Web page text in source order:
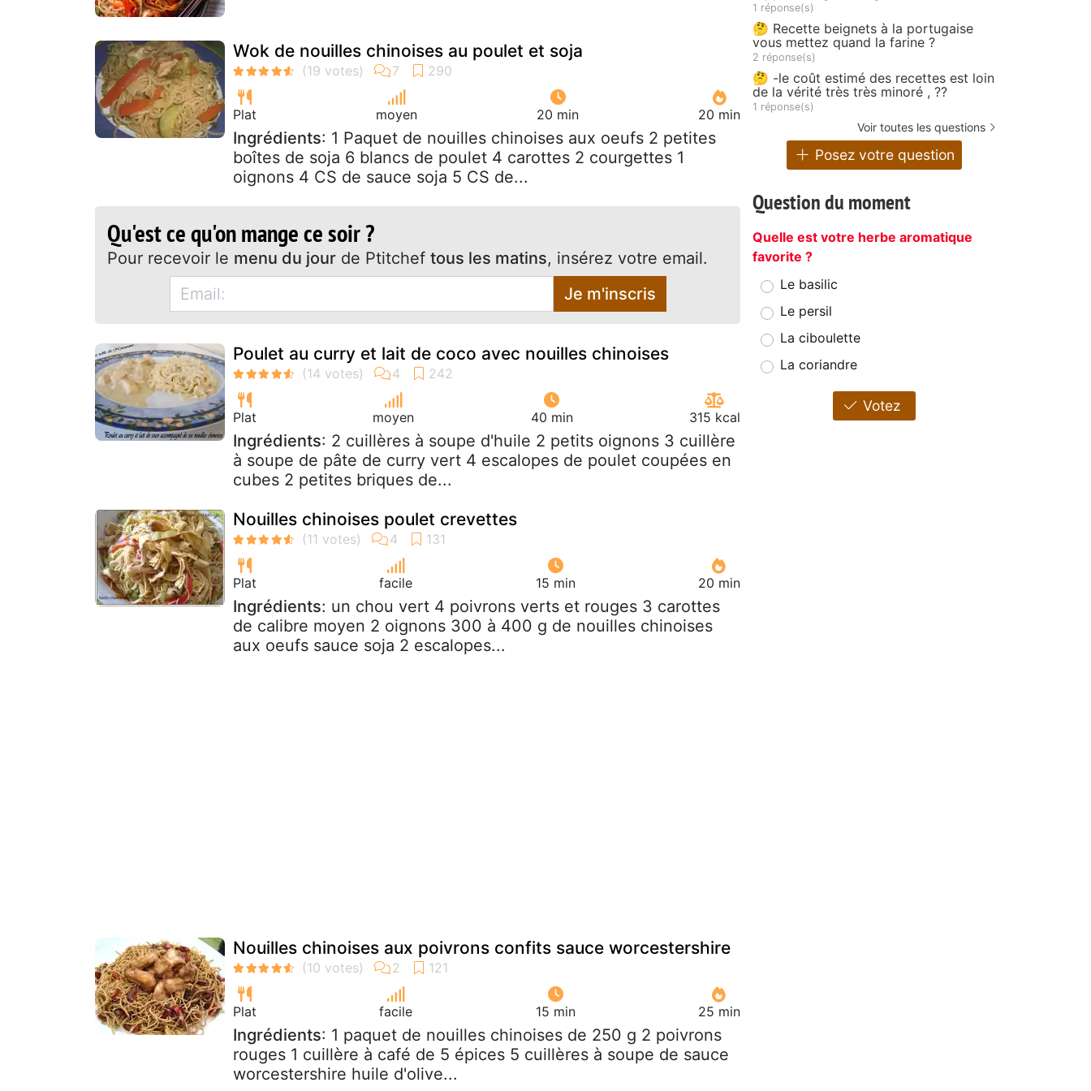
Wok de nouilles chinoises au poulet et soja
Plat moyen 20 min 20 min
Ingrédients: 1 Paquet de nouilles chinoises aux oeufs 2 petites
boîtes de soja 6 blancs de poulet 4 carottes 2 courgettes 1
oignons 4 CS de sauce soja 5 CS de...
Qu'est ce qu'on mange ce soir ?
Pour recevoir le menu du jour de Ptitchef tous les matins, insérez votre email.
Je m'inscris
Poulet au curry et lait de coco avec nouilles chinoises
Plat moyen 40 min 315 kcal
Ingrédients: 2 cuillères à soupe d'huile 2 petits oignons 3 cuillère
à soupe de pâte de curry vert 4 escalopes de poulet coupées en
cubes 2 petites briques de...
Nouilles chinoises poulet crevettes
Plat facile 15 min 20 min
Ingrédients: un chou vert 4 poivrons verts et rouges 3 carottes
de calibre moyen 2 oignons 300 à 400 g de nouilles chinoises
aux oeufs sauce soja 2 escalopes...
Nouilles chinoises aux poivrons confits sauce worcestershire
Plat facile 15 min 25 min
Ingrédients: 1 paquet de nouilles chinoises de 250 g 2 poivrons
rouges 1 cuillère à café de 5 épices 5 cuillères à soupe de sauce
worcestershire huile d'olive...
1 réponse(s)
🤔 Recette beignets à la portugaise
vous mettez quand la farine ?
2 réponse(s)
🤔 -le coût estimé des recettes est loin
de la vérité très très minoré , ??
1 réponse(s)
Voir toutes les questions
Posez votre question
Question du moment
Quelle est votre herbe aromatique
favorite ?
Le basilic
Le persil
La ciboulette
La coriandre
Votez